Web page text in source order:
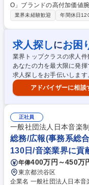
O」ブランドの高付加価値
ーとして総務業務について幅広くお
■事業所移転対応■印章管
品対応(iPhone・セキュリ
の強化(研修の立案・運営
■災害対策 募集職種 【総務/メンバー】セイコーグループで安定&福利厚生
◎/年休122日
業界未経験歓迎 年間休日
求人探しにお困
業界トップクラスの求人件
あなたの力を最大限に発揮
求人探しをお手伝いします
アドバイザーに相談
正社員
一般社団法人日本音楽
総務/広報(事務系総
130日/音楽業界に貢
年俸400万円～450万
東京都渋谷区
企業名 一般社団法人日本音楽制作者連盟 求人名